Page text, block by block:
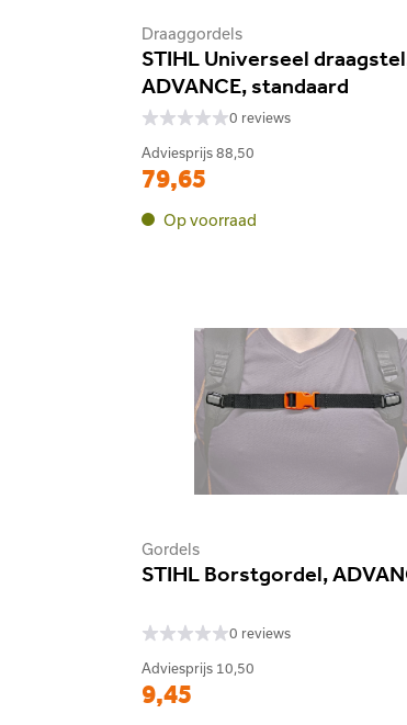
Draaggordels
STIHL Universeel
ADVANCE, standaard
0 reviews
Adviesprijs 88,50
79,65
Op voorraad
Gordels
STIHL Borstgordel,
0 reviews
Adviesprijs 10,50
9,45